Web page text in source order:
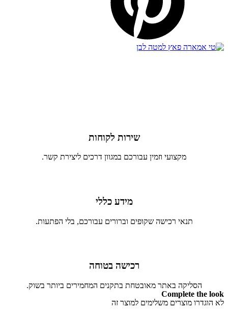
שירות לקוחות
מקצועי וזמין עבורכם במגוון דרכים ליצירת קשר.
מידע כללי
תנאי רכישה שקופים וברורים עבורכם, בלי הפתעות.
רכישה בטוחה
הסליקה באתר מאובטחת בתקנים המחמירים ביותר בשוק.
Complete the look
לא הוגדרו מוצרים משלימים למוצר זה